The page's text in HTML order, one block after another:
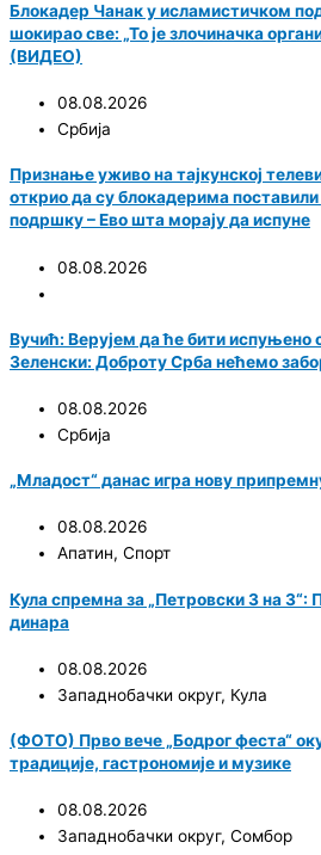
Блокадер Чанак у исламистичком
шокирао све: „То је злочиначка
(ВИДЕО)
08.08.2026
Србија
Признање уживо на тајкунској
открио да су блокадерима
подршку – Ево шта морају да испуне
08.08.2026
Вучић: Верујем да ће бити испуњено
Зеленски: Доброту Срба нећемо
08.08.2026
Србија
„Младост“ данас игра нову
08.08.2026
Апатин, Спорт
Кула спремна за „Петровски 3 на 3“:
динара
08.08.2026
Западнобачки округ, Кула
(ФОТО) Прво вече „Бодрог феста“
традиције, гастрономије и музике
08.08.2026
Западнобачки округ, Сомбор